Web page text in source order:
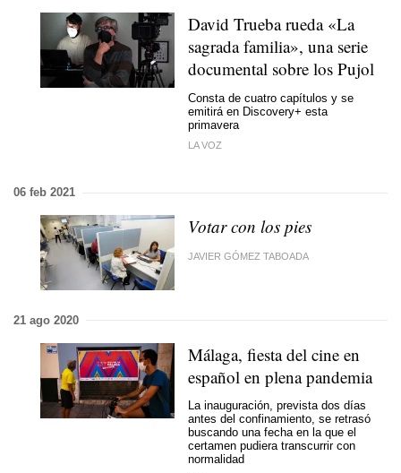
David Trueba rueda «La
sagrada familia», una serie
documental sobre los Pujol
Consta de cuatro capítulos y se
emitirá en Discovery+ esta
primavera
LA VOZ
06 feb 2021
Votar con los pies
JAVIER GÓMEZ TABOADA
21 ago 2020
Málaga, fiesta del cine en
español en plena pandemia
La inauguración, prevista dos días
antes del confinamiento, se retrasó
buscando una fecha en la que el
certamen pudiera transcurrir con
normalidad